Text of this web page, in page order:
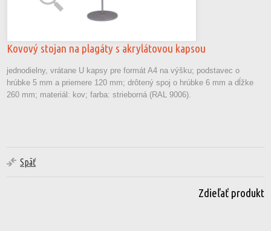
Kovový stojan na plagáty s akrylátovou kapsou
jednodielny, vrátane U kapsy pre formát A4 na výšku; podstavec o
hrúbke 5 mm a priemere 120 mm; drôtený spoj o hrúbke 6 mm a dĺžke
260 mm; materiál: kov; farba: strieborná (RAL 9006).
Späť
Zdieľať produkt